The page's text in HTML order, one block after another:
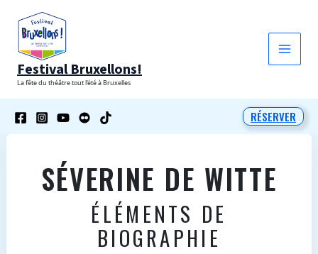
contenu
Festival Bruxellons!
La fête du théâtre tout l'été à Bruxelles
RÉSERVER
SÉVERINE DE WITTE
ÉLÉMENTS DE
BIOGRAPHIE